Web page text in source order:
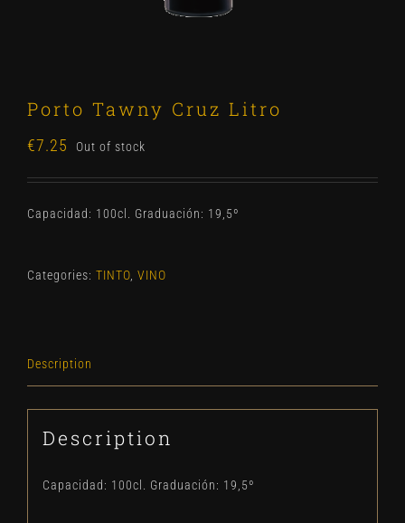
Porto Tawny Cruz Litro
€7.25 Out of stock
Capacidad: 100cl. Graduación: 19,5º
Categories: TINTO VINO
Description
Description
Capacidad: 100cl. Graduación: 19,5º